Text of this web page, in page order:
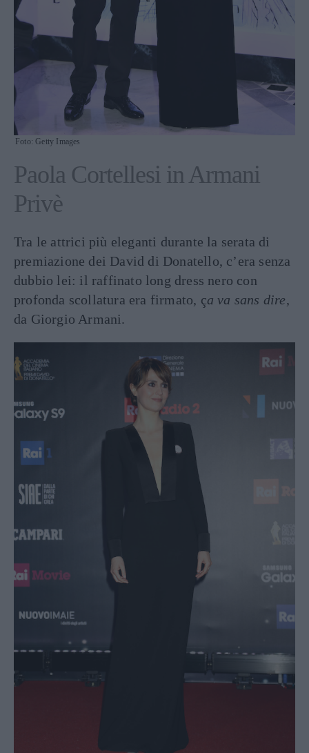
Foto: Getty Images
Paola Cortellesi in Armani
Privè
Tra le attrici più eleganti durante la serata di
premiazione dei David di Donatello, c’era senza
dubbio lei: il raffinato long dress nero con
profonda scollatura era firmato, ça va sans dire,
da Giorgio Armani.